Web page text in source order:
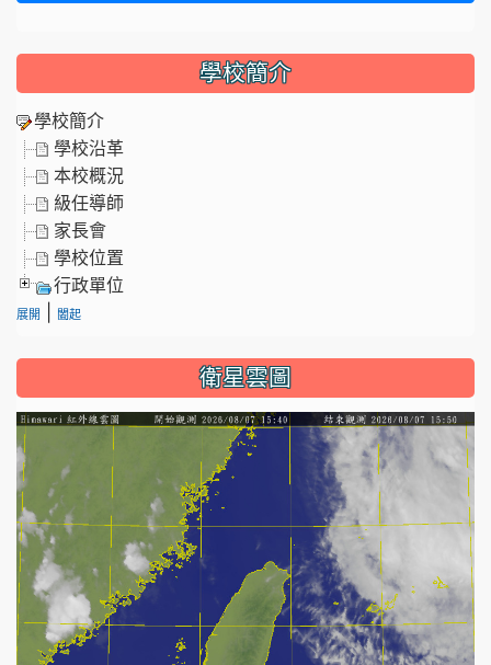
學校簡介
學校簡介
學校沿革
本校概況
級任導師
家長會
學校位置
行政單位
展開 闔起
衛星雲圖